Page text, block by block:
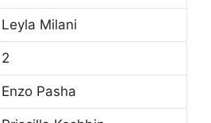
Leyla Milani
2
Enzo Pasha